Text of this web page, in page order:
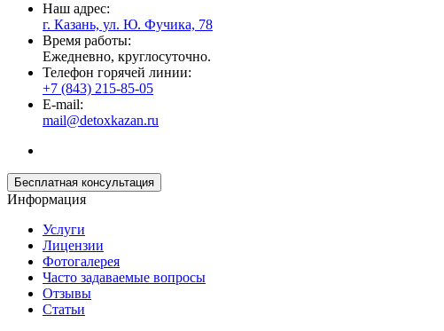
Наш адрес:
г. Казань, ул. Ю. Фучика, 78
Время работы:
Ежедневно, круглосуточно.
Телефон горячей линии:
+7 (843) 215-85-05
E-mail:
mail@detoxkazan.ru
Бесплатная консультация
Информация
Услуги
Лицензии
Фотогалерея
Часто задаваемые вопросы
Отзывы
Статьи